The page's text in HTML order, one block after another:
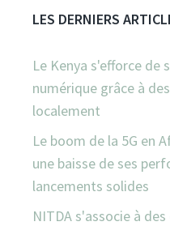
LES DERNIERS
Le Kenya s'efforce de
numérique grâce à
localement
Le boom de la 5G en
une baisse de ses
lancements solides
NITDA s'associe à